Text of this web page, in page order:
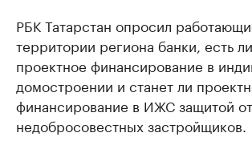
РБК Татарстан опросил
территории региона банки, есть
проектное финансирование в
домостроении и станет ли
финансирование в ИЖС защитой
недобросовестных застройщиков.